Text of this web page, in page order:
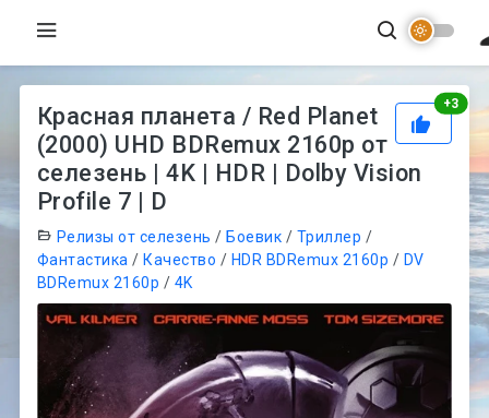
+3
Красная планета / Red Planet
(2000) UHD BDRemux 2160p от
селезень | 4K | HDR | Dolby Vision
Profile 7 | D
Релизы от селезень /Боевик / Триллер /
Фантастика /Качество / HDR BDRemux 2160p / DV
BDRemux 2160p / 4K